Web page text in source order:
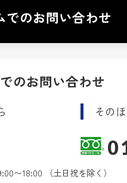
でのお問い合わせ
のお問い合わせ
その
〜18:00 （土日祝を除く）